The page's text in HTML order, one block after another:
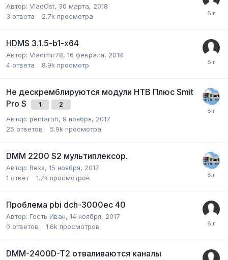
Автор: VladOst, 30 марта, 2018
3 ответа 2.7k просмотра
HDMS 3.1.5-b1-x64
Автор: Vladimir78, 16 февраля, 2018
4 ответа 8.9k просмотр
Не дескремблируются модули НТВ Плюс Smit
Pro S
1 2
Автор: pentarhh, 9 ноября, 2017
25 ответов 5.9k просмотра
DMM 2200 S2 мультиплексор.
Автор: Rexs, 15 ноября, 2017
1 ответ 1.7k просмотров
Проблема pbi dch-3000ec 40
Автор: Гость Иван, 14 ноября, 2017
0 ответов 1.6k просмотров
DMM-2400D-T2 отваливаются каналы